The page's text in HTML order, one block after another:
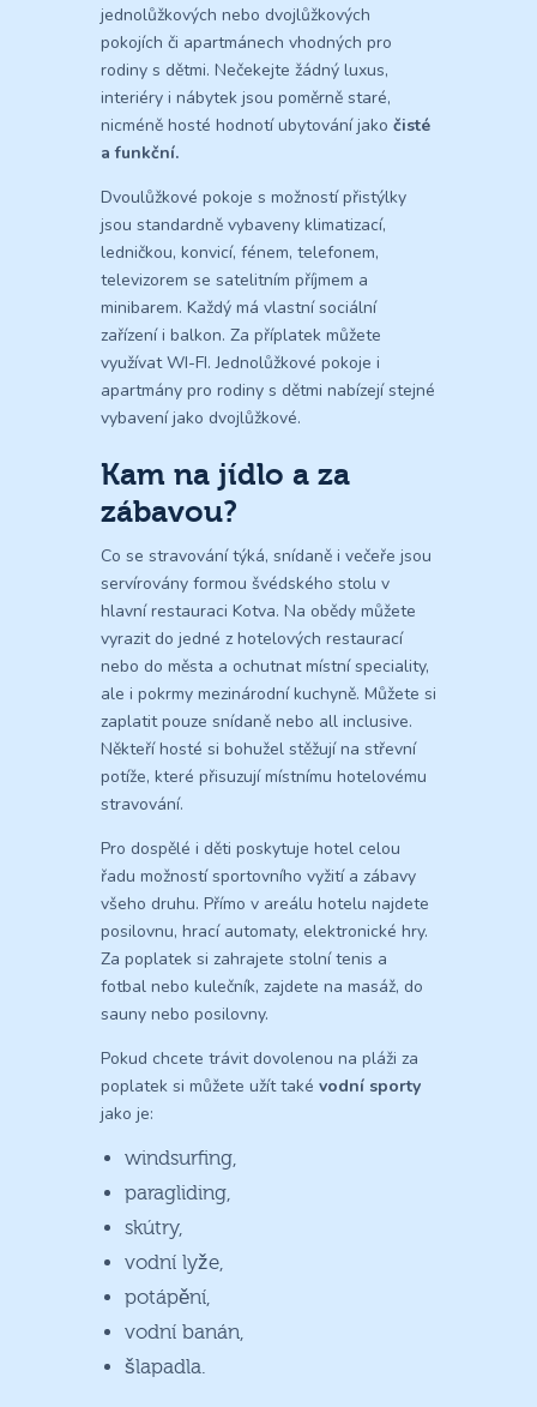
jednolůžkových nebo dvojlůžkových
pokojích či apartmánech vhodných pro
rodiny s dětmi. Nečekejte žádný luxus,
interiéry i nábytek jsou poměrně staré,
nicméně hosté hodnotí ubytování jako čisté
a funkční.
Dvoulůžkové pokoje s možností přistýlky
jsou standardně vybaveny klimatizací,
ledničkou, konvicí, fénem, telefonem,
televizorem se satelitním příjmem a
minibarem. Každý má vlastní sociální
zařízení i balkon. Za příplatek můžete
využívat WI-FI. Jednolůžkové pokoje i
apartmány pro rodiny s dětmi nabízejí stejné
vybavení jako dvojlůžkové.
Kam na jídlo a za
zábavou?
Co se stravování týká, snídaně i večeře jsou
servírovány formou švédského stolu v
hlavní restauraci Kotva. Na obědy můžete
vyrazit do jedné z hotelových restaurací
nebo do města a ochutnat místní speciality,
ale i pokrmy mezinárodní kuchyně. Můžete si
zaplatit pouze snídaně nebo all inclusive.
Někteří hosté si bohužel stěžují na střevní
potíže, které přisuzují místnímu hotelovému
stravování.
Pro dospělé i děti poskytuje hotel celou
řadu možností sportovního vyžití a zábavy
všeho druhu. Přímo v areálu hotelu najdete
posilovnu, hrací automaty, elektronické hry.
Za poplatek si zahrajete stolní tenis a
fotbal nebo kulečník, zajdete na masáž, do
sauny nebo posilovny.
Pokud chcete trávit dovolenou na pláži za
poplatek si můžete užít také vodní sporty
jako je:
windsurfing,
paragliding,
skútry,
vodní lyže,
potápění,
vodní banán,
šlapadla.